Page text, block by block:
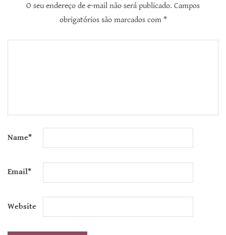
O seu endereço de e-mail não será publicado. Campos
obrigatórios são marcados com *
Name*
Email*
Website